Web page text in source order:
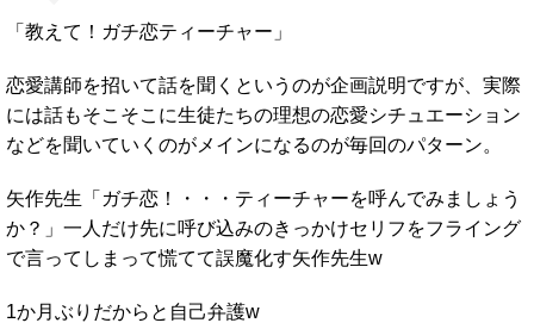
「教えて！ガチ恋ティーチャー」
恋愛講師を招いて話を聞くというのが企画説明ですが、実際
には話もそこそこに生徒たちの理想の恋愛シチュエーション
などを聞いていくのがメインになるのが毎回のパターン。
矢作先生「ガチ恋！・・・ティーチャーを呼んでみましょう
か？」一人だけ先に呼び込みのきっかけセリフをフライング
で言ってしまって慌てて誤魔化す矢作先生w
1か月ぶりだからと自己弁護w